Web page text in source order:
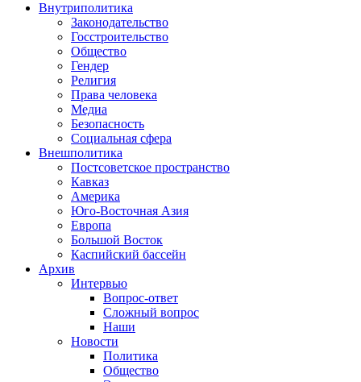
Внутриполитика
Законодательство
Госстроительство
Общество
Гендер
Религия
Права человека
Медиа
Безопасность
Социальная сфера
Внешполитика
Постсоветское пространство
Кавказ
Америка
Юго-Восточная Азия
Европа
Большой Восток
Каспийский бассейн
Архив
Интервью
Вопрос-ответ
Сложный вопрос
Наши
Новости
Политика
Общество